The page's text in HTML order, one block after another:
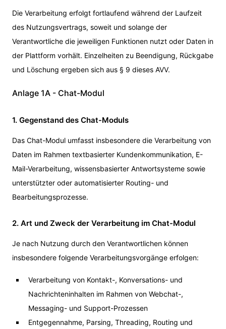
Die Verarbeitung erfolgt fortlaufend während der Laufzeit
des Nutzungsvertrags, soweit und solange der
Verantwortliche die jeweiligen Funktionen nutzt oder Daten in
der Plattform vorhält. Einzelheiten zu Beendigung, Rückgabe
und Löschung ergeben sich aus § 9 dieses AVV.
Anlage 1A - Chat-Modul
1. Gegenstand des Chat-Moduls
Das Chat-Modul umfasst insbesondere die Verarbeitung von
Daten im Rahmen textbasierter Kundenkommunikation, E-
Mail-Verarbeitung, wissensbasierter Antwortsysteme sowie
unterstützter oder automatisierter Routing- und
Bearbeitungsprozesse.
2. Art und Zweck der Verarbeitung im Chat-Modul
Je nach Nutzung durch den Verantwortlichen können
insbesondere folgende Verarbeitungsvorgänge erfolgen:
Verarbeitung von Kontakt-, Konversations- und
Nachrichteninhalten im Rahmen von Webchat-,
Messaging- und Support-Prozessen
Entgegennahme, Parsing, Threading, Routing und